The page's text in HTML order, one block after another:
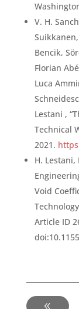
V. H.
Bencik,
Florian
Luca
Lestani ,
Technical
2021.
H. Lestani,
Void
Article ID